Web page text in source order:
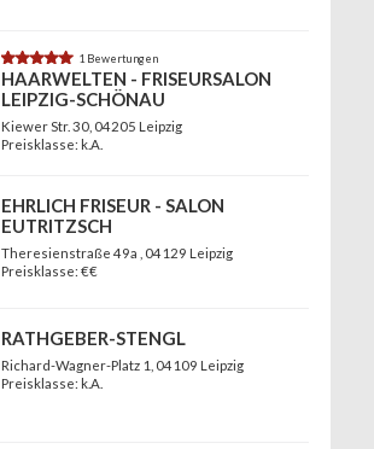
HAARWELTEN - FRISEURSALON
LEIPZIG-SCHÖNAU
Kiewer Str. 30, 04205 Leipzig
Preisklasse: k.A.
5.0 1 Bewertungen
EHRLICH FRISEUR - SALON
EUTRITZSCH
Theresienstraße 49a
, 04129 Leipzig
Preisklasse: €€
RATHGEBER-STENGL
Richard-Wagner-Platz 1 , 04109 Leipzig
Preisklasse: k.A.